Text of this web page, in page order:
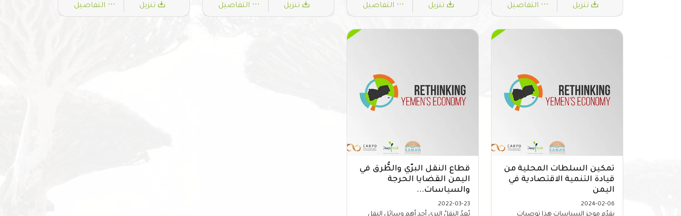
تنزيل التفاصيل تنزيل التفاصيل تنزيل التفاصيل تنزيل التفاصيل
تمكين السلطات المحلية من
قيادة التنمية الاقتصادية في
اليمن
2024-02-06
يقدّم موجز السياسات هذا توصيات
قطاع النقل البرّي والطُّرق في
اليمن القضايا الحرجة
والسياسات...
2022-03-23
يُعدّ النقلُ البري أحد أهم وسائل النقل